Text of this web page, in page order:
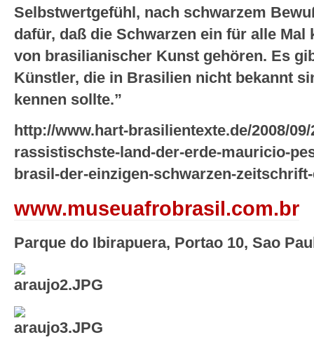
Selbstwertgefühl, nach schwarzem
dafür, daß die Schwarzen ein für alle
von brasilianischer Kunst gehören. Es
Künstler, die in Brasilien nicht bekannt
kennen sollte.”
http://www.hart-brasilientexte.de/2008/
rassistischste-land-der-erde-mauricio-
brasil-der-einzigen-schwarzen-
www.museuafrobrasil.com.br
Parque do Ibirapuera, Portao 10, Sao